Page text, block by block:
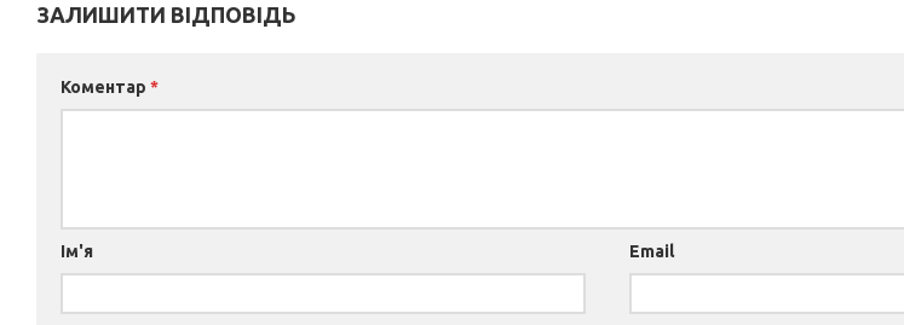
ЗАЛИШИТИ ВІДПОВІДЬ
Коментар *
Ім'я Email